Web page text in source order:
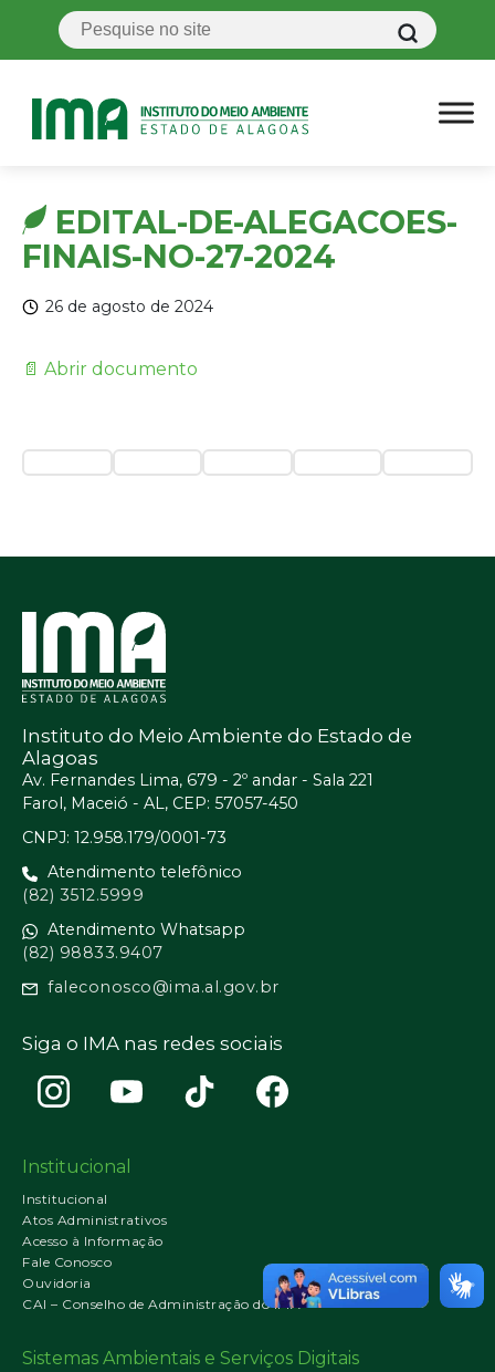
EDITAL-DE-ALEGACOES-
FINAIS-NO-27-2024
26 de agosto de 2024
📄 Abrir documento
Instituto do Meio Ambiente do Estado de
Alagoas
Av. Fernandes Lima, 679 - 2º andar - Sala 221
Farol, Maceió - AL, CEP: 57057-450
CNPJ: 12.958.179/0001-73
Atendimento telefônico
(82) 3512.5999
Atendimento Whatsapp
(82) 98833.9407
faleconosco@ima.al.gov.br
Siga o IMA nas redes sociais
Institucional
Institucional
Atos Administrativos
Acesso à Informação
Fale Conosco
Ouvidoria
CAI – Conselho de Administração do IMA
Sistemas Ambientais e Serviços Digitais